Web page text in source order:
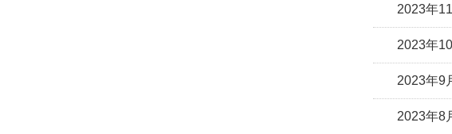
2023年
2023年
2023年9
2023年8